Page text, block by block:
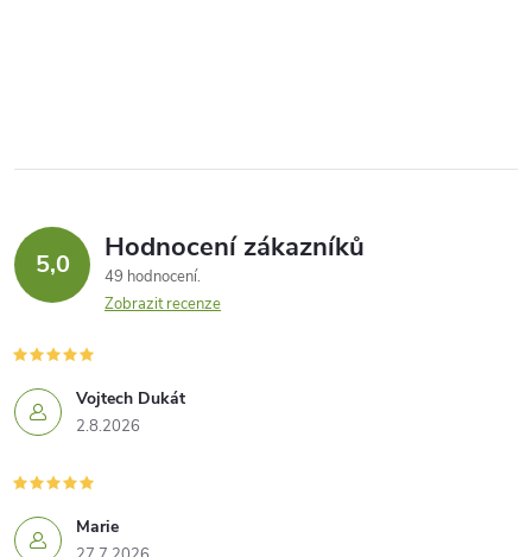
5,0 Hodnocení zákazníků
49 hodnocení
Zobrazit recenze
Vojtech Dukát
2.8.2026
Marie